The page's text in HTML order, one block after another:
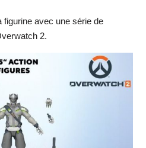
figurine avec une série de
2.